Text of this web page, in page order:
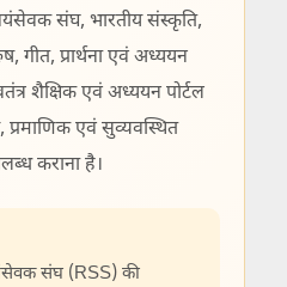
संघ, भारतीय संस्कृति,
गीत, प्रार्थना एवं अध्ययन
शैक्षिक एवं अध्ययन पोर्टल
प्रमाणिक एवं सुव्यवस्थित
कराना है।
संघ (RSS) की